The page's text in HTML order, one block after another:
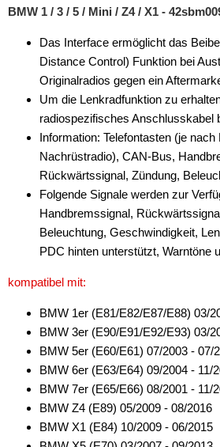
BMW 1 / 3 / 5 / Mini / Z4 / X1 -
Das Interface ermöglicht das
Distance Control) Funktion bei
Originalradios gegen ein
Um die Lenkradfunktion zu
radiospezifisches Anschlusskabel
Information: Telefontasten (je nach
Nachrüstradio), CAN-Bus,
Rückwärtssignal, Zündung,
Folgende Signale werden zur
Handbremssignal,
Beleuchtung, Geschwindigkeit,
PDC hinten unterstützt, Warntöne
kompatibel mit:
BMW 1er (E81/E82/E87/E88) 03/
BMW 3er (E90/E91/E92/E93) 03/
BMW 5er (E60/E61) 07/2003 - 07/
BMW 6er (E63/E64) 09/2004 - 11/
BMW 7er (E65/E66) 08/2001 - 11/
BMW Z4 (E89) 05/2009 - 08/2016
BMW X1 (E84) 10/2009 - 06/2015